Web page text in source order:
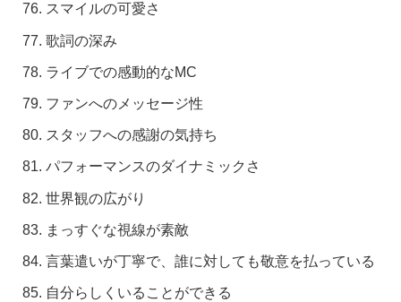
スマイルの可愛さ
歌詞の深み
ライブでの感動的なMC
ファンへのメッセージ性
スタッフへの感謝の気持ち
パフォーマンスのダイナミックさ
世界観の広がり
まっすぐな視線が素敵
言葉遣いが丁寧で、誰に対しても敬意を払っている
自分らしくいることができる